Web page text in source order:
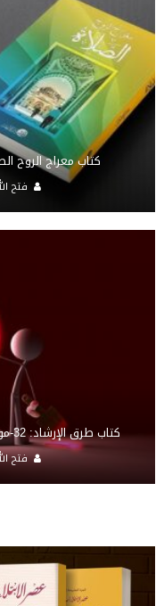
كتاب معراج الروح الصلاة: 32-مراتب
فتح
كتاب طرق الإرشاد: 32-موازين في العلاقات برجال الدولة والأغنياء
فتح